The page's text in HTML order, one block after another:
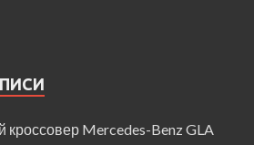
Mercedes-Benz GLA